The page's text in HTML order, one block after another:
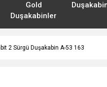
Gold
Duşakabinler
2 Sürgü Duşakabin A-53 163